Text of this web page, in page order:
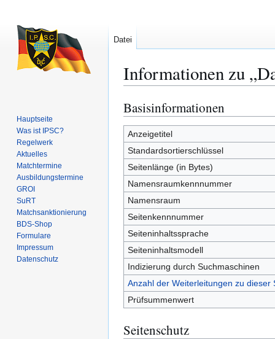
Informationen zu
Zur
Navigation
springen
Zur
Suche
springen
Basisinformationen
Anzeigetitel
Standardsortierschlüssel
Seitenlänge (in Bytes)
Namensraumkennnummer
Namensraum
Seitenkennnummer
Seiteninhaltssprache
Seiteninhaltsmodell
Indizierung durch Suchmaschinen
Anzahl der Weiterleitungen zu dieser
Prüfsummenwert
Seitenschutz
Datei
Hauptseite
Was ist IPSC?
Regelwerk
Aktuelles
Matchtermine
Ausbildungs­termine
GROI
SuRT
Match­sanktionierung
BDS-Shop
Formulare
Impressum
Datenschutz